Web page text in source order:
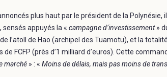
plus haut par le président de la Polynésie, il
sensés appuyés la « campagne d’investissement»
l’atoll de Hao (archipel des Tuamotu), et la
FCFP (près d’1 milliard d’euros). Cette
marché » : « Moins de délais, mais pas moins de